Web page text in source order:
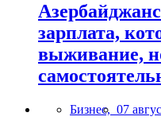
зарплата,
выживание,
Бизнес, 07